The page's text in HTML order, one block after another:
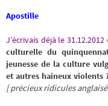
Apostille
J’écrivais déjà le 31.12.2012
culturelle du
jeunesse de la culture
et autres haineux violents
[ précieux ridicules